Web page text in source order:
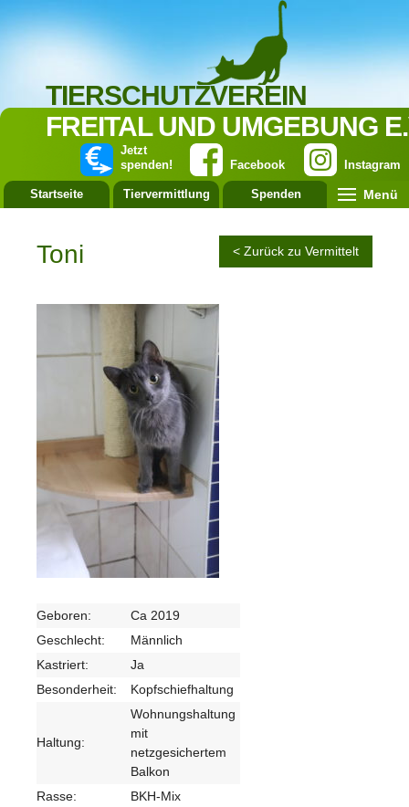
TIERSCHUTZVEREIN
FREITAL UND UMGEBUNG
Instagram
Facebook
Jetzt
spenden!
Startseite Tiervermittlung Spenden Menü
Toni < Zurück zu Vermittelt
Geboren:
Ca 2019
Geschlecht:
Männlich
Kastriert:
Ja
Besonderheit:
Kopfschiefhaltung
Haltung:
Wohnungshaltung
mit
netzgesichertem
Balkon
Rasse:
BKH-Mix